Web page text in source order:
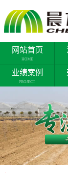
网站首页
HOME
业绩案例
PROJECT